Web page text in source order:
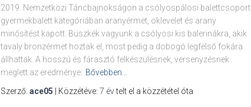
2019. Nemzetközi Táncbajnokságon a csólyospálosi balettcsoport
gyermekbalett kategóriában aranyérmet, oklevelet és arany
minősítést kapott. Büszkék vagyunk a csólyosi kis balerinákra, akik
tavaly bronzérmet hoztak el, most pedig a dobogó legfelső fokára
állhattak. A hosszú és fárasztó felkészülésnek, versenyzésnek
meglett az eredménye: Bővebben…
Szerző: ace05 | Közzétéve: 7 évtelt el a közzététel óta